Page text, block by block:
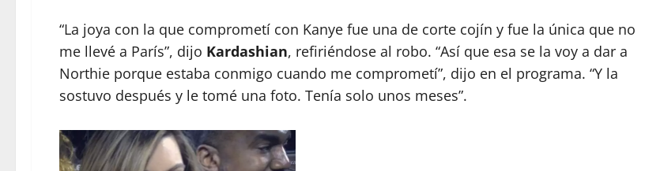
“La joya con la que comprometí con Kanye fue una de corte cojín y fue la única que no
me llevé a París”, dijo Kardashian, refiriéndose al robo. “Así que esa se la voy a dar a
Northie porque estaba conmigo cuando me comprometí”, dijo en el programa. “Y la
sostuvo después y le tomé una foto. Tenía solo unos meses”.